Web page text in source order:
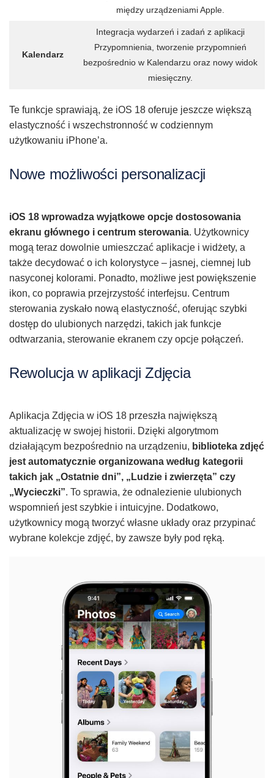
między urządzeniami Apple.
Kalendarz
Integracja wydarzeń i zadań z aplikacji
Przypomnienia, tworzenie przypomnień
bezpośrednio w Kalendarzu oraz nowy widok
miesięczny.
Te funkcje sprawiają, że iOS 18 oferuje jeszcze większą
elastyczność i wszechstronność w codziennym
użytkowaniu iPhone’a.
Nowe możliwości personalizacji
iOS 18 wprowadza wyjątkowe opcje dostosowania
ekranu głównego i centrum sterowania. Użytkownicy
mogą teraz dowolnie umieszczać aplikacje i widżety, a
także decydować o ich kolorystyce – jasnej, ciemnej lub
nasyconej kolorami. Ponadto, możliwe jest powiększenie
ikon, co poprawia przejrzystość interfejsu. Centrum
sterowania zyskało nową elastyczność, oferując szybki
dostęp do ulubionych narzędzi, takich jak funkcje
odtwarzania, sterowanie ekranem czy opcje połączeń.
Rewolucja w aplikacji Zdjęcia
Aplikacja Zdjęcia w iOS 18 przeszła największą
aktualizację w swojej historii. Dzięki algorytmom
działającym bezpośrednio na urządzeniu, biblioteka zdjęć
jest automatycznie organizowana według kategorii
takich jak „Ostatnie dni”, „Ludzie i zwierzęta” czy
„Wycieczki”. To sprawia, że odnalezienie ulubionych
wspomnień jest szybkie i intuicyjne. Dodatkowo,
użytkownicy mogą tworzyć własne układy oraz przypinać
wybrane kolekcje zdjęć, by zawsze były pod ręką.